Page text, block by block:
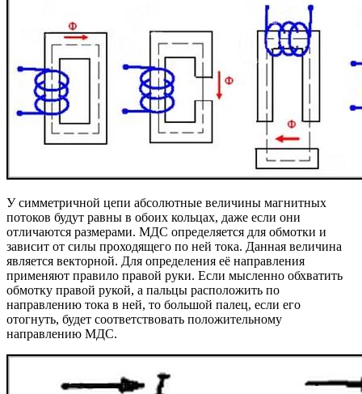
У симметричной цепи абсолютные величины магнитных
потоков будут равны в обоих кольцах, даже если они
отличаются размерами. МДС определяется для обмотки и
зависит от силы проходящего по ней тока. Данная величина
является векторной. Для определения её направления
применяют правило правой руки. Если мысленно обхватить
обмотку правой рукой, а пальцы расположить по
направлению тока в ней, то большой палец, если его
отогнуть, будет соответствовать положительному
направлению МДС.